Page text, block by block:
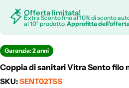
Offerta limitata!
Extra Sconto fino al 10% di sconto
al 10° prodotto.Approfitta
Garanzia: 2 anni
Coppia di sanitari Vitra Sento filo
SKU:SENT02TSS